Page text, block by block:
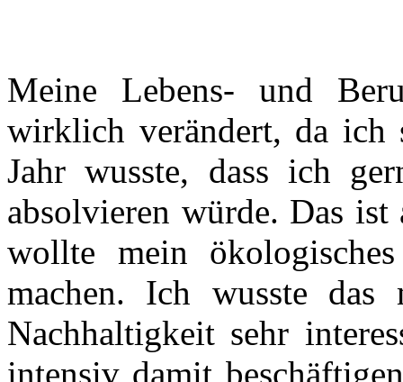
Meine Lebens- und
wirklich verändert, da ich
Jahr wusste, dass ich
absolvieren würde. Das
wollte mein
machen. Ich wusste
Nachhaltigkeit sehr
intensiv damit